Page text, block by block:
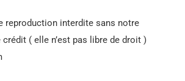
reproduction interdite sans notre
( elle n’est pas libre de droit )